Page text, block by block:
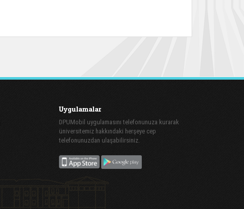
Uygulamalar
DPUMobil uygulamasını telefonunuza kurarak
üniversitemiz hakkındaki herşeye cep
telefonunuzdan ulaşabilirsiniz.